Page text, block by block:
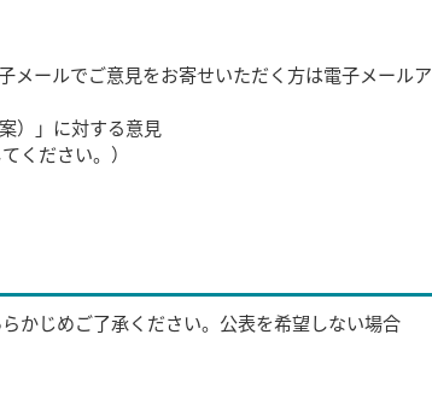
メールでご意見をお寄せいただく方は電子メールア
）」に対する意見
ください。）
かじめご了承ください。公表を希望しない場合